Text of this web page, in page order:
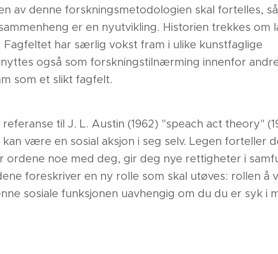
av denne forskningsmetodologien skal fortelles,
er en nyutvikling. Historien trekkes om
Fagfeltet har særlig vokst fram i ulike kunstfaglige
også som forskningstilnærming innenfor
som et slikt fagfelt.
til J. L. Austin (1962) "speach act theory"
være en sosial aksjon i seg selv. Legen forteller
ordene noe med deg, gir deg nye rettigheter i
foreskriver en ny rolle som skal utøves: rollen å
sosiale funksjonen uavhengig om du du er syk i